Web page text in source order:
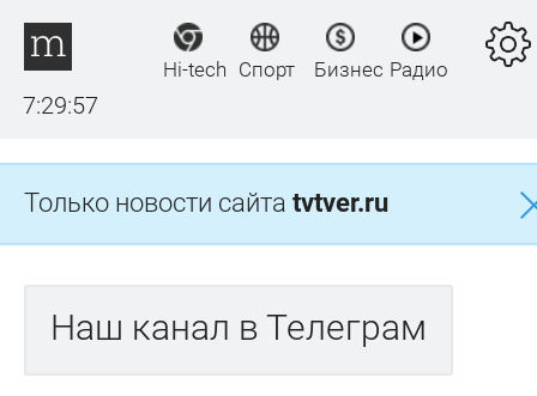
7:29:57
Hi-tech Спорт Бизнес Радио
Только новости сайта tvtver.ru
Наш канал в Телеграм